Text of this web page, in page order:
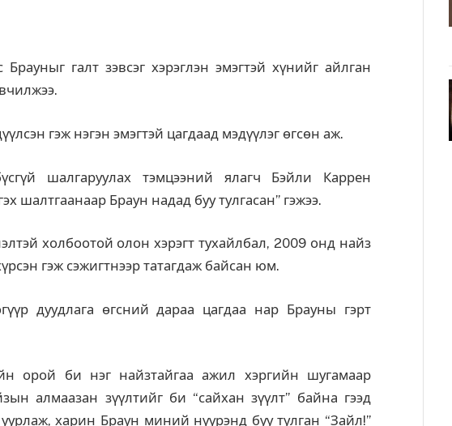
галт зэвсэг хэрэглэн эмэгтэй хүнийг айлган
гэж нэгэн эмэгтэй цагдаад мэдүүлэг өгсөн аж.
шалгаруулах тэмцээний ялагч Бэйли Каррен
шалтгаанаар Браун надад буу тулгасан” гэжээ.
холбоотой олон хэрэгт тухайлбал, 2009 онд найз
гэж сэжигтнээр татагдаж байсан юм.
дуудлага өгсний дараа цагдаа нар Брауны гэрт
орой би нэг найзтайгаа ажил хэргийн шугамаар
алмаазан зүүлтийг би “сайхан зүүлт” байна гээд
уурлаж, харин Браун миний нүүрэнд буу тулган “Зайл!”